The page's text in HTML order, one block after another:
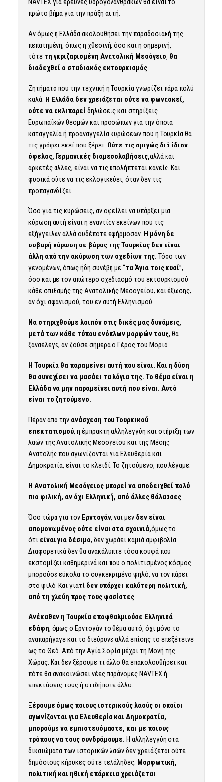
NAVTEX για έρευνες υδρογονανθράκων θα είναι το
πρώτο βήμα για την πράξη αυτή.
Αν όμως η Ελλάδα ακολουθήσει την παραδοσιακή της
πεπατημένη, όπως η χθεσινή, όσο και η σημερινή,
τότε τη γκριζαρισμένη Ανατολική Μεσόγειο, θα
διαδεχθεί ο σταδιακός εκτουρκισμός.
Ζητήματα που την τεχνική η Τουρκία γνωρίζει πάρα πολύ
καλά. Η Ελλάδα δεν χρειάζεται ούτε να φωνασκεί,
ούτε να εκλιπαρεί δηλώσεις και στηρίξεις
Ευρωπαϊκών θεσμών και προσώπων για την όποια
καταγγελία ή προαναγγελία κυρώσεων που η Τουρκία θα
τις γράφει εκεί που ξέρει. Ούτε τις αμιγώς διά ίδιον
όφελος, Γερμανικές διαμεσολαβήσεις,αλλά και
αρκετές άλλες, είναι να τις υπολήπτεται κανείς. Και
φυσικά ούτε να τις εκλογικεύει, όταν δεν τις
προπαγανδίζει.
Όσο για τις κυρώσεις, αν οφείλει να υπάρξει μια
κύρωση αυτή είναι η εναντίον εκείνων που τις
εξήγγειλαν αλλά ουδέποτε εφήρμοσαν. Η μόνη δε
σοβαρή κύρωση σε βάρος της Τουρκίας δεν είναι
άλλη από την ακύρωση των σχεδίων της. Τόσο των
γενομένων, όπως ήδη συνέβη με “τα Άγια τοις κυσί”,
όσο και με τον απώτερο σχεδιασμό του εκτουρκισμού
κάθε σπιθαμής της Ανατολικής Μεσογείου, και έξωσης,
αν όχι αφανισμού, του εν αυτή Ελληνισμού.
Να στηριχθούμε λοιπόν στις δικές μας δυνάμεις,
μετά των κάθε τύπου ενόπλων μορφών τους, θα
ξαναέλεγε, αν ζούσε σήμερα ο Γέρος του Μοριά.
Η Τουρκία θα παραμείνει αυτή που είναι. Και η δύση
θα συνεχίσει να μασάει τα λόγια της. Το θέμα είναι η
Ελλάδα να μην παραμείνει αυτή που είναι. Αυτό
είναι το ζητούμενο.
Πέραν από την ανάσχεση του Τουρκικού
επεκτατισμού, η έμπρακτη αλληλεγγύη και στήριξη των
λαών της Ανατολικής Μεσογείου και της Μέσης
Ανατολής που αγωνίζονται για Ελευθερία και
Δημοκρατία, είναι το κλειδί. Το ζητούμενο, που λέγαμε.
Η Ανατολική Μεσόγειος μπορεί να αποδειχθεί πολύ
πιο φιλική, αν όχι Ελληνική, από άλλες θάλασσες.
Όσο τώρα για τον Ερντογάν, ναι μεν δεν είναι
απομονωμένος ούτε είναι στα σχοινιά,όμως το
ότι είναι για δέσιμο, δεν χωράει καμιά αμφιβολία.
Διαφορετικά δεν θα ανακάλυπτε τόσα κουφά που
εκστομίζει καθημερινά και που ο πολιτισμένος κόσμος
μπορούσε εύκολα το συγκεκριμένο ψηλό, να τον πάρει
στο ψιλό. Και γιατί δεν υπάρχει καλύτερη πολιτική,
από τη χλεύη προς τους φασίστες.
Ανέκαθεν η Τουρκία εποφθαλμιούσε Ελληνικά
εδάφη, όμως ο Ερντογάν το θέμα αυτό, όχι μόνο το
αναπαρήγαγε και το διεύρυνε αλλά επίσης το επεξέτεινε
ως το Θεό. Από την Αγία Σοφία μέχρι τη Μονή της
Χώρας. Και δεν ξέρουμε τι άλλο θα επακολουθήσει και
πότε θα ανακοινώσει νέες παράνομες NAVTEX ή
επεκτάσεις τους ή οτιδήποτε άλλο.
Ξέρουμε όμως ποιους ιστορικούς λαούς οι οποίοι
αγωνίζονται για Ελευθερία και Δημοκρατία,
μπορούμε να εμπιστευόμαστε, και με ποιους
τρόπους να τους συνδράμουμε. Η αλληλεγγύη στα
δικαιώματα των ιστορικών λαών δεν χρειάζεται ούτε
δημόσιους κήρυκες ούτε τελάληδες. Μορφωτική,
πολιτική και ηθική επάρκεια χρειάζεται.